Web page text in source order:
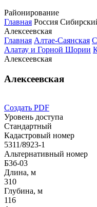
Районирование
Главная Россия
Алексеевская
Главная Алтае-Саянская
Алатау и Горной Шории
Алексеевская
Алексеевская
Создать PDF
Уровень доступа
Стандартный
Кадастровый номер
5311/8923-1
Альтернативный номер
Б3б-03
Длина, м
310
Глубина, м
116